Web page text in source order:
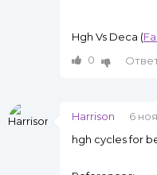
Hgh Vs Deca (
0
Harrison
6
hgh cycles for